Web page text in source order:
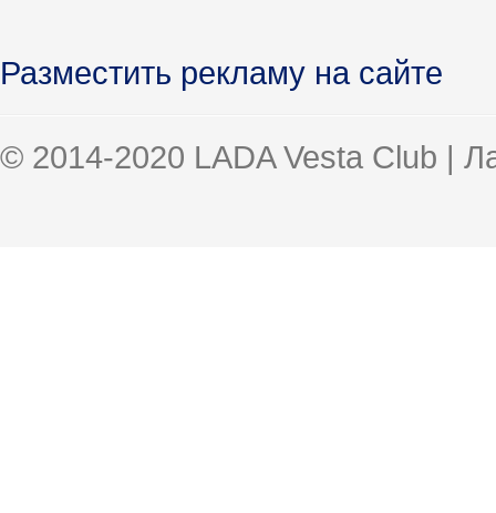
Разместить рекламу на сайте
© 2014-2020 LADA Vesta Club |